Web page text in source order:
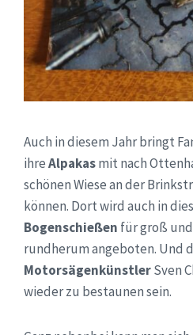
Auch in diesem Jahr bringt
ihreAlpakasmit nach
schönen Wiese an der
können. Dort wird auch in
Bogenschießen für groß
rundherum angeboten. Und
MotorsägenkünstlerSven
wieder zu bestaunen sein.